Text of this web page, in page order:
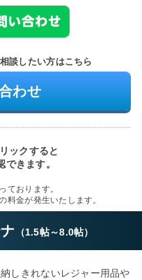
談したい方はこちら
わせ
ックすると
きます。
ております。
金が発生いたします。
（1.5帖～8.0帖）
しきれないレジャー用品や